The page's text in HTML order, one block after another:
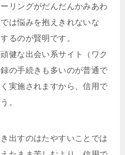
リングがだんだんかみあわ
は悩みを抱えきれないな
るのが賢明です。
健な出会い系サイト（ワク
の手続きも多いのが普通で
実施されますから、信用で
。
出すのはたやすいことでは